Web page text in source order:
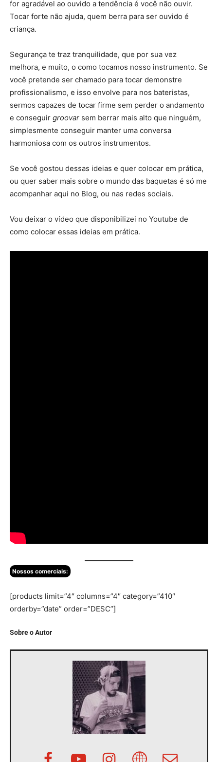
for agradável ao ouvido a tendência é você não ouvir.
Tocar forte não ajuda, quem berra para ser ouvido é
criança.
Segurança te traz tranquilidade, que por sua vez
melhora, e muito, o como tocamos nosso instrumento. Se
você pretende ser chamado para tocar demonstre
profissionalismo, e isso envolve para nos bateristas,
sermos capazes de tocar firme sem perder o andamento
e conseguir groovar sem berrar mais alto que ninguém,
simplesmente conseguir manter uma conversa
harmoniosa com os outros instrumentos.
Se você gostou dessas ideias e quer colocar em prática,
ou quer saber mais sobre o mundo das baquetas é só me
acompanhar aqui no Blog, ou nas redes sociais.
Vou deixar o vídeo que disponibilizei no Youtube de
como colocar essas ideias em prática.
Nossos comerciais:
[products limit=”4″ columns=”4″ category=”410″
orderby=”date” order=”DESC”]
Sobre o Autor